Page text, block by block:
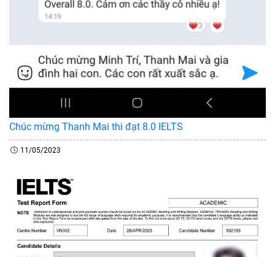
Chúc mừng Thanh Mai thi đạt 8.0 IELTS
11/05/2023